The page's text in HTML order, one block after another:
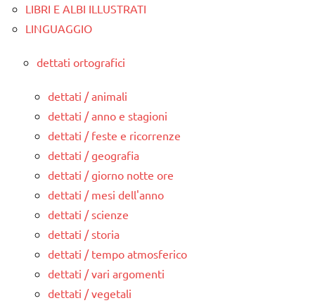
LIBRI E ALBI ILLUSTRATI
LINGUAGGIO
dettati ortografici
dettati / animali
dettati / anno e stagioni
dettati / feste e ricorrenze
dettati / geografia
dettati / giorno notte ore
dettati / mesi dell'anno
dettati / scienze
dettati / storia
dettati / tempo atmosferico
dettati / vari argomenti
dettati / vegetali